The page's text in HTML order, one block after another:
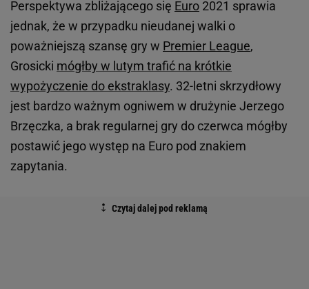
Perspektywa zbliżającego się Euro 2021 sprawia
jednak, że w przypadku nieudanej walki o
poważniejszą szansę gry w Premier League,
Grosicki mógłby w lutym trafić na krótkie
wypożyczenie do ekstraklasy. 32-letni skrzydłowy
jest bardzo ważnym ogniwem w drużynie Jerzego
Brzęczka, a brak regularnej gry do czerwca mógłby
postawić jego występ na Euro pod znakiem
zapytania.